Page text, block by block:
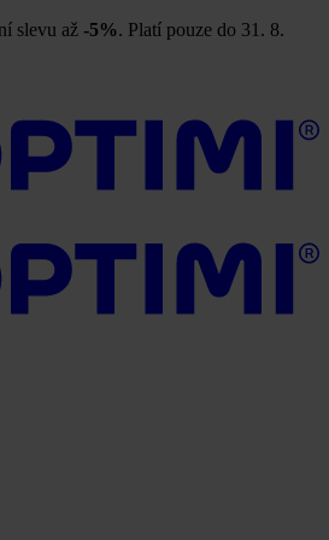
slevu až -5%. Platí pouze do 31. 8.